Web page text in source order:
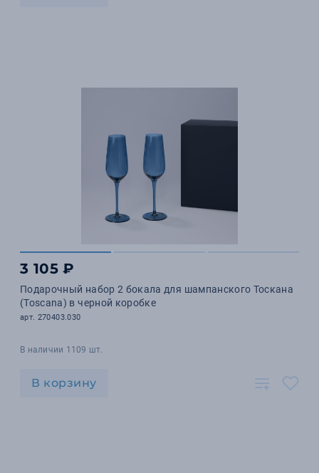
3 105 ₽
Подарочный набор 2 бокала для шампанского Тоскана
(Toscana) в черной коробке
арт. 270403.030
В наличии 1109 шт.
В корзину